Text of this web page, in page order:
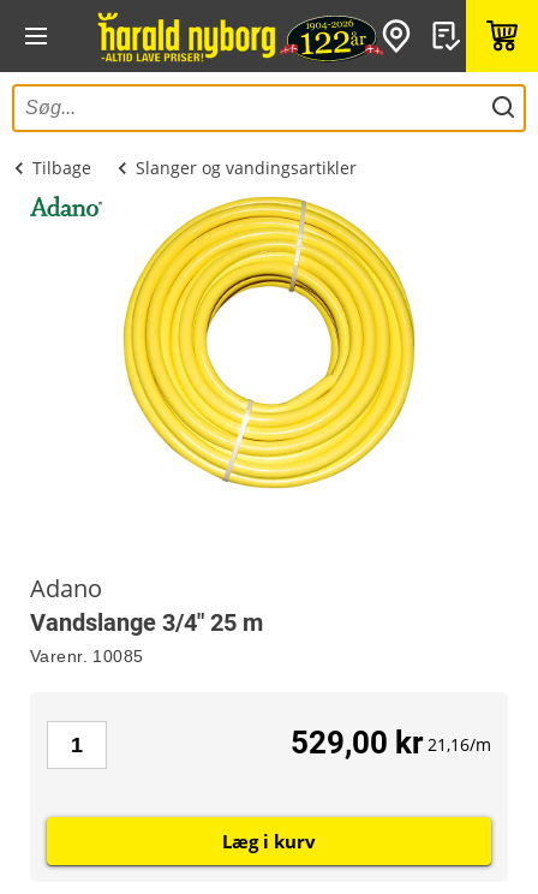
Tilbage Slanger og vandingsartikler
Adano
Vandslange 3/4" 25 m
Varenr. 10085
529,00 kr 21,16/m
Læg i kurv